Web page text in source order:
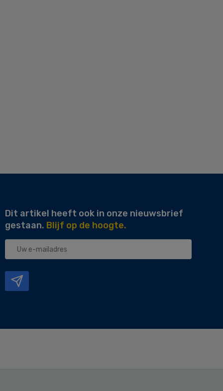
Dit artikel heeft ook in onze nieuwsbrief
gestaan. Blijf op de hoogte.
Uw